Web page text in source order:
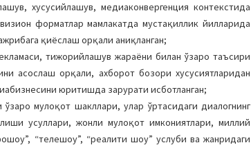
хусусийлашув, медиаконвергенция контекстида
форматлар мамлакатда мустақиллик йилларида
қиёслаш орқали аниқланган;
тижорийлашув жараёни билан ўзаро таъсири
асослаш орқали, ахборот бозори хусусиятларидан
юритишда зарурати исботланган;
мулоқот шакллари, улар ўртасидаги диалогнинг
усуллари, жонли мулоқот имкониятлари, миллий
“телешоу”, “реалити шоу” услуби ва жанридаги